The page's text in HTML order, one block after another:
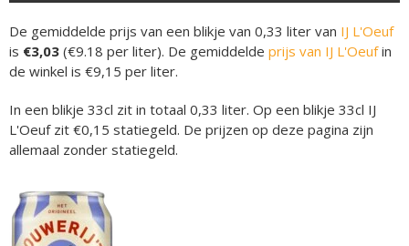
De gemiddelde prijs van een blikje van 0,33 liter van IJ L'Oeuf
is €3,03 (€9.18 per liter). De gemiddelde prijs van IJ L'Oeufin
de winkel is €9,15 per liter.
In een blikje 33cl zit in totaal 0,33 liter. Op een blikje 33cl IJ
L'Oeuf zit €0,15 statiegeld. De prijzen op deze pagina zijn
allemaal zonder statiegeld.